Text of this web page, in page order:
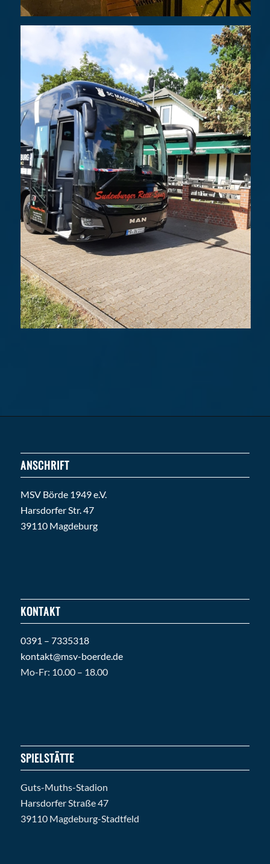
ANSCHRIFT
MSV Börde 1949 e.V.
Harsdorfer Str. 47
39110 Magdeburg
KONTAKT
0391 – 7335318
kontakt@msv-boerde.de
Mo-Fr: 10.00 – 18.00
SPIELSTÄTTE
Guts-Muths-Stadion
Harsdorfer Straße 47
39110 Magdeburg-Stadtfeld